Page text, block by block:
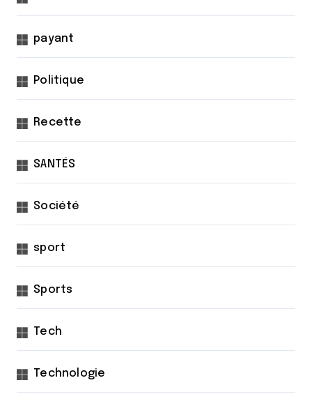
payant
Politique
Recette
SANTÉS
Société
sport
Sports
Tech
Technologie